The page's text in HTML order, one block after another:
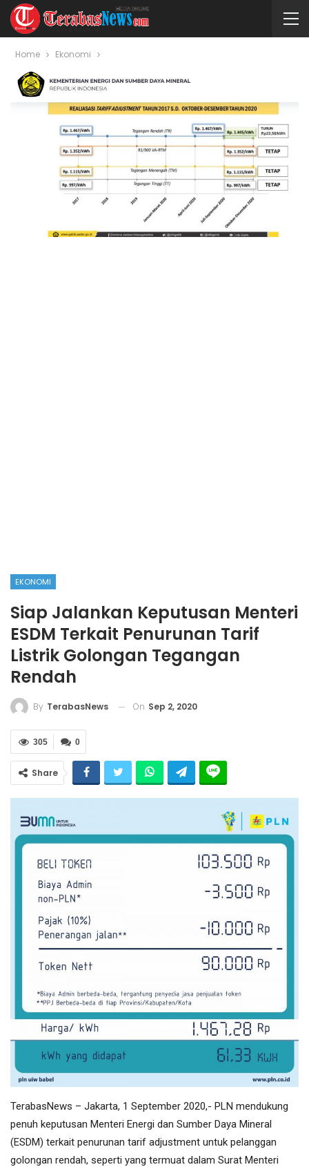
Home Ekonomi
EKONOMI
Siap Jalankan Keputusan Menteri
ESDM Terkait Penurunan Tarif
Listrik Golongan Tegangan
Rendah
By TerabasNews On Sep 2, 2020
0
305
Share
TerabasNews – Jakarta, 1 September 2020,- PLN mendukung
penuh keputusan Menteri Energi dan Sumber Daya Mineral
(ESDM) terkait penurunan tarif adjustment untuk pelanggan
golongan rendah, seperti yang termuat dalam Surat Menteri